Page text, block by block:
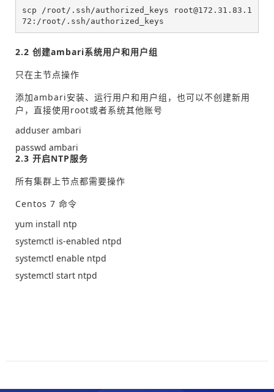
scp /root/.ssh/authorized_keys root@172.31.83.1
72:/root/.ssh/authorized_keys
2.2 创建ambari系统用户和用户组
只在主节点操作
添加ambari安装、运行用户和用户组，也可以不创建新用
户，直接使用root或者系统其他账号
adduser ambari
passwd ambari
2.3 开启NTP服务
所有集群上节点都需要操作
Centos 7 命令
yum install ntp
systemctl is-enabled ntpd
systemctl enable ntpd
systemctl start ntpd